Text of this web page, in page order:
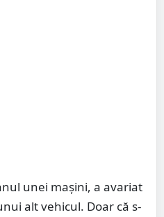
unei mașini, a avariat
alt vehicul. Doar că s-